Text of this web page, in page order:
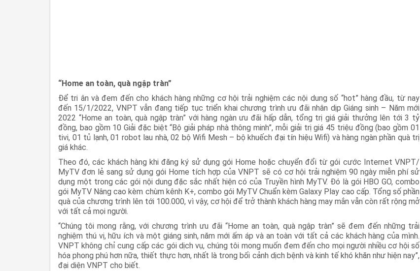
“Home an toàn, quà ngập tràn”
Để tri ân và đem đến cho khách hàng những cơ hội trải nghiệm các nội dung số “hot” hàng đầu, từ nay
đến 15/1/2022, VNPT vẫn đang tiếp tục triển khai chương trình ưu đãi nhân dịp Giáng sinh – Năm mới
2022 “Home an toàn, quà ngập tràn” với hàng ngàn ưu đãi hấp dẫn, tổng trị giá giải thưởng lên tới 3 tỷ
đồng, bao gồm 10 Giải đặc biệt “Bộ giải pháp nhà thông minh”, mỗi giải trị giá 45 triệu đồng (bao gồm 01
tivi, 01 tủ lạnh, 01 robot lau nhà, 02 bộ Wifi Mesh – bộ khuếch đại tín hiệu Wifi) và hàng ngàn phần quà trị
giá khác.
Theo đó, các khách hàng khi đăng ký sử dụng gói Home hoặc chuyển đổi từ gói cước Internet VNPT/
MyTV đơn lẻ sang sử dụng gói Home tích hợp của VNPT sẽ có cơ hội trải nghiệm 90 ngày miễn phí sử
dụng một trong các gói nội dung đặc sắc nhất hiện có của Truyền hình MyTV. Đó là gói HBO GO, combo
gói MyTV Nâng cao kèm chùm kênh K+, combo gói MyTV Chuẩn kèm Galaxy Play cao cấp. Tổng số phần
quà của chương trình lên tới 100.000, vì vậy, cơ hội để trở thành khách hàng may mắn vẫn còn rất rộng mở
với tất cả mọi người.
“Chúng tôi mong rằng, với chương trình ưu đãi “Home an toàn, quà ngập tràn” sẽ đem đến những trải
nghiệm thú vị, hữu ích và một giáng sinh, năm mới ấm áp và an toàn với tất cả các khách hàng của mình.
VNPT không chỉ cung cấp các gói dịch vụ, chúng tôi mong muốn đem đến cho mọi người nhiều cơ hội số
hóa phong phú hơn nữa, thiết thực hơn, nhất là trong bối cảnh dịch bệnh và kinh tế khó khăn như hiện nay”,
đại diện VNPT cho biết.